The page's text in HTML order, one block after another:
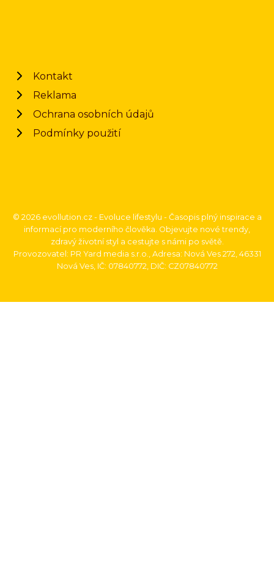
Kontakt
Reklama
Ochrana osobních údajů
Podmínky použití
© 2026 evollution.cz - Evoluce lifestylu - Časopis plný inspirace a
informací pro moderního člověka. Objevujte nové trendy,
zdravý životní styl a cestujte s námi po světě.
Provozovatel: PR Yard media s.r.o., Adresa: Nová Ves 272, 46331
Nová Ves, IČ: 07840772, DIČ: CZ07840772